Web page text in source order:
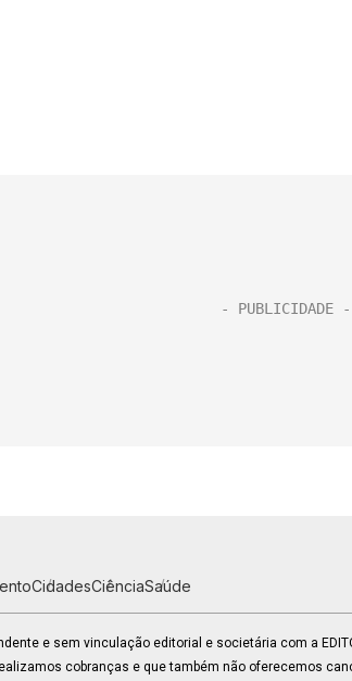
CidadesCiênciaSaúde
e sem vinculação editorial e societária com a
cobranças e que também não oferecemos